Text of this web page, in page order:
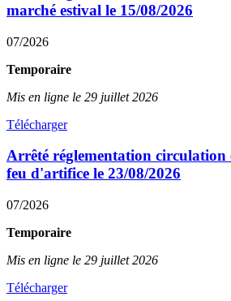
marché estival le 15/08/2026
07/2026
Temporaire
Mis en ligne le 29 juillet 2026
Télécharger
Arrêté réglementation circulation
feu d'artifice le 23/08/2026
07/2026
Temporaire
Mis en ligne le 29 juillet 2026
Télécharger